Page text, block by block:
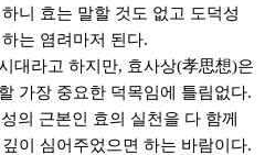
니 효는 말할 것도 없고 도덕성
는 염려마저 된다.
대라고 하지만, 효사상(孝思想)은
가장 중요한 덕목임에 틀림없다.
의 근본인 효의 실천을 다 함께
이 심어주었으면 하는 바람이다.